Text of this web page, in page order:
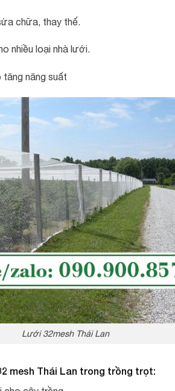
chữa, thay thế.
nhiều loại nhà lưới.
tăng năng suất
Lưới 32mesh Thái Lan
mesh Thái Lan trong trồng trọt: